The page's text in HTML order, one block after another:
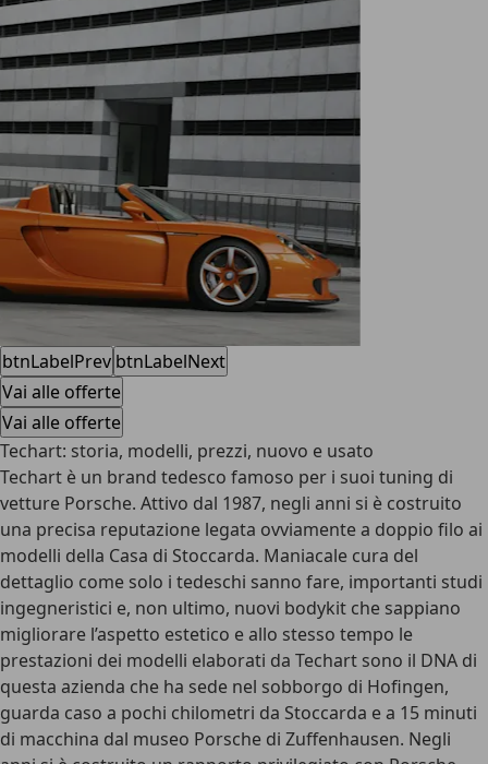
btnLabelPrev btnLabelNext
Vai alle offerte
Vai alle offerte
Techart: storia, modelli, prezzi, nuovo e usato
Techart è un brand tedesco famoso per i suoi tuning di
vetture Porsche. Attivo dal 1987, negli anni si è costruito
una precisa reputazione legata ovviamente a doppio filo ai
modelli della Casa di Stoccarda. Maniacale cura del
dettaglio come solo i tedeschi sanno fare, importanti studi
ingegneristici e, non ultimo, nuovi bodykit che sappiano
migliorare l’aspetto estetico e allo stesso tempo le
prestazioni dei modelli elaborati da Techart sono il DNA di
questa azienda che ha sede nel sobborgo di Hofingen,
guarda caso a pochi chilometri da Stoccarda e a 15 minuti
di macchina dal museo Porsche di Zuffenhausen. Negli